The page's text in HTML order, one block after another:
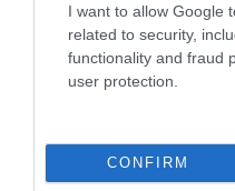
I want to allow Google
related to security,
functionality and fraud
user protection.
CONFIRM
6